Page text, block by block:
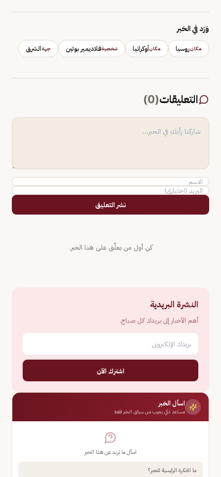
وَرَد في الخبر
مكانروسيا مكانأوكرانيا شخصيةفلاديمير بوتين جهةالشرق
التعليقات(
0
)
نشر التعليق
كن أول من يعلّق على هذا الخبر.
النشرة البريدية
أهم الأخبار إلى بريدك كل صباح.
اشترك الآن
اسأل الخبر
مساعد ذكي يجيب من سياق الخبر فقط
اسأل ما تريد عن هذا الخبر
ما الفكرة الرئيسية للخبر؟